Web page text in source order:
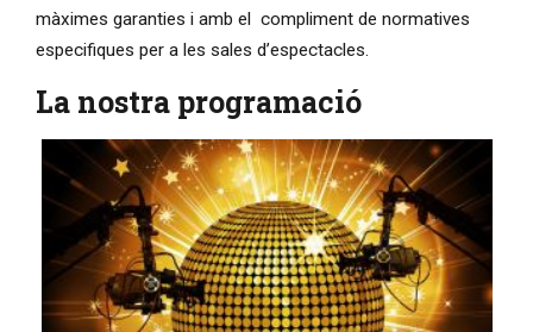
màximes garanties i amb el compliment de normatives
especifiques per a les sales d’espectacles.
La nostra programació